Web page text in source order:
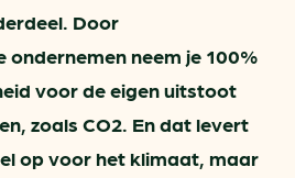
Door
neem je 100%
voor de eigen uitstoot
zoals CO2. En dat levert
op voor het klimaat, maar